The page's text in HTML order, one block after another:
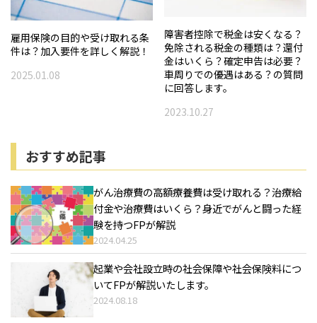
雇用保険の目的や受け取れる条
件は？加入要件を詳しく解説！
2025.01.08
障害者控除で税金は安くなる？
免除される税金の種類は？還付
金はいくら？確定申告は必要？
車周りでの優遇はある？の質問
に回答します。
2023.10.27
おすすめ記事
がん治療費の高額療養費は受け取れる？治療給
付金や治療費はいくら？身近でがんと闘った経
験を持つFPが解説
2024.04.25
起業や会社設立時の社会保障や社会保険料につ
いてFPが解説いたします。
2024.08.18